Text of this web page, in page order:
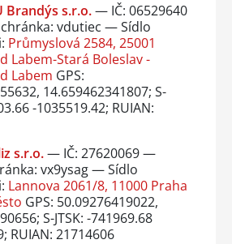
Brandýs s.r.o.— IČ: 06529640
vdutiec — Sídlo
Průmyslová 2584, 25001
Labem-Stará Boleslav -
Labem GPS:
14.659462341807; S-
-1035519.42; RUIAN:
s.r.o.— IČ: 27620069 —
vx9ysag — Sídlo
Lannova 2061/8, 11000 Praha
GPS: 50.09276419022,
S-JTSK: -741969.68
RUIAN: 21714606